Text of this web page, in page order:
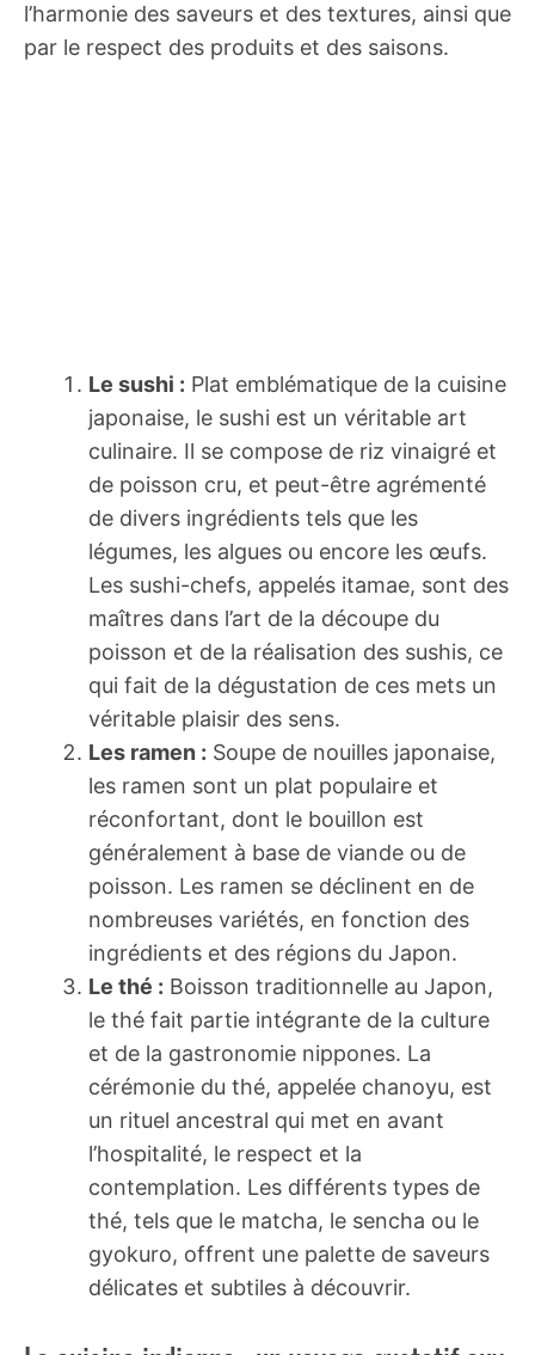
l’harmonie des saveurs et des textures, ainsi que
par le respect des produits et des saisons.
Le sushi : Plat emblématique de la cuisine
japonaise, le sushi est un véritable art
culinaire. Il se compose de riz vinaigré et
de poisson cru, et peut-être agrémenté
de divers ingrédients tels que les
légumes, les algues ou encore les œufs.
Les sushi-chefs, appelés itamae, sont des
maîtres dans l’art de la découpe du
poisson et de la réalisation des sushis, ce
qui fait de la dégustation de ces mets un
véritable plaisir des sens.
Les ramen : Soupe de nouilles japonaise,
les ramen sont un plat populaire et
réconfortant, dont le bouillon est
généralement à base de viande ou de
poisson. Les ramen se déclinent en de
nombreuses variétés, en fonction des
ingrédients et des régions du Japon.
Le thé : Boisson traditionnelle au Japon,
le thé fait partie intégrante de la culture
et de la gastronomie nippones. La
cérémonie du thé, appelée chanoyu, est
un rituel ancestral qui met en avant
l’hospitalité, le respect et la
contemplation. Les différents types de
thé, tels que le matcha, le sencha ou le
gyokuro, offrent une palette de saveurs
délicates et subtiles à découvrir.